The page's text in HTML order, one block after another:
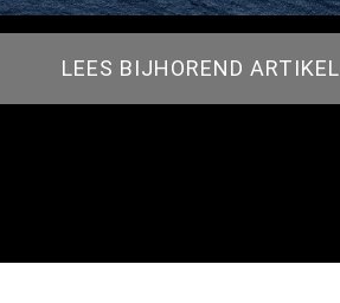
LEES BIJHOREND ARTIKEL